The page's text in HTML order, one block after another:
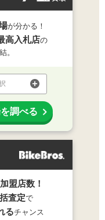
が分かる！
高入札店の
。
調べる
盟店数！
査定で
るチャンス